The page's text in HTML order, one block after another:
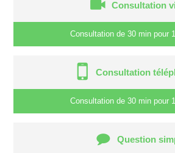
Consultation
Consultation de 30 min pour
Consultation
Consultation de 30 min pour
Question